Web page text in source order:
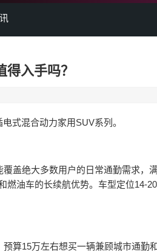
入手吗？
式混合动力家用SUV系列。
绝大多数用户的日常通勤需求，
油车的长续航优势。车型定位14-20
15万左右想买一辆兼顾城市通勤